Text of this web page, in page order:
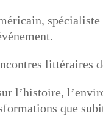
littéraires
l’histoire,
que